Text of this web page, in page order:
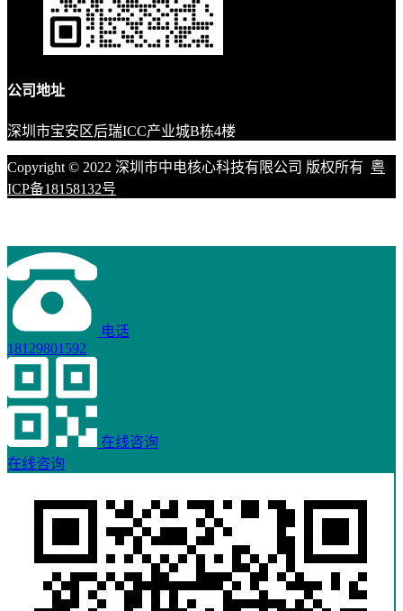
公司地址
深圳市宝安区后瑞ICC产业城B栋4楼
Copyright © 2022 深圳市中电核心科技有限公司 版权所有 粤
ICP备18158132号
电话
18129801592
在线咨询
在线咨询